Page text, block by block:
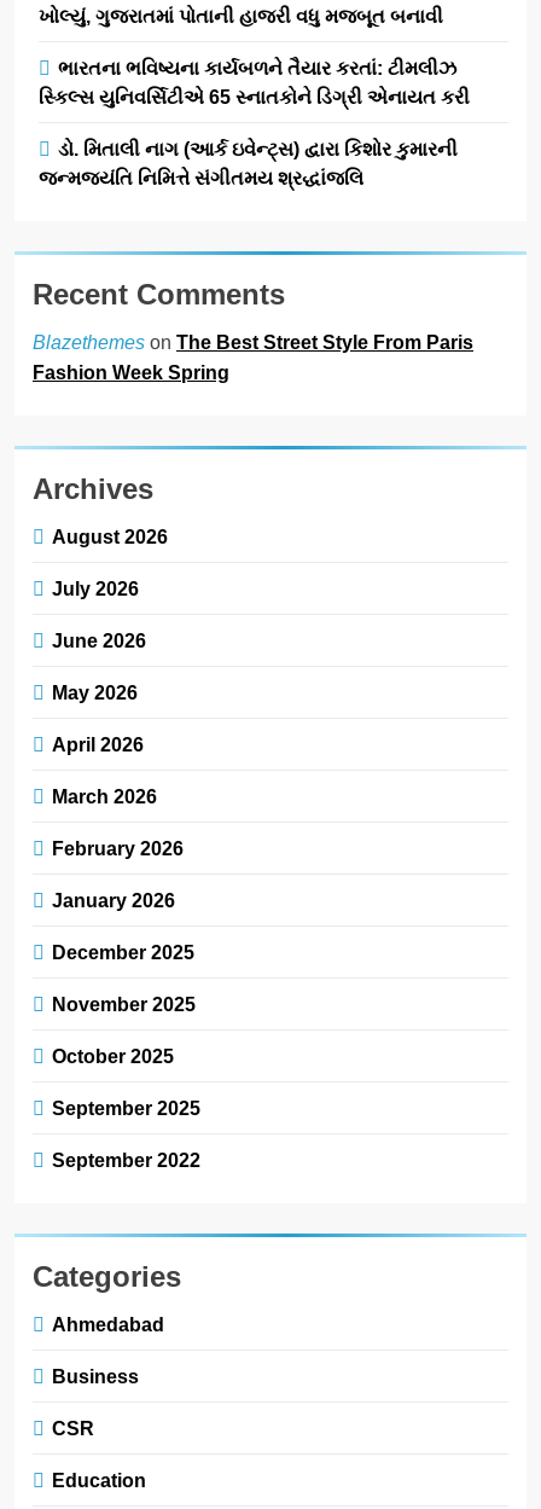
ખોલ્યું, ગુજરાતમાં પોતાની હાજરી વધુ મજબૂત બનાવી
ભારતના ભવિષ્યના કાર્યબળને તૈયાર કરતાં: ટીમલીઝ
સ્કિલ્સ યુનિવર્સિટીએ 65 સ્નાતકોને ડિગ્રી એનાયત કરી
ડો. મિતાલી નાગ (આર્ક ઇવેન્ટ્સ) દ્વારા કિશોર કુમારની
જન્મજયંતિ નિમિત્તે સંગીતમય શ્રદ્ધાંજલિ
Recent Comments
Blazethemes on The Best Street Style From Paris
Fashion Week Spring
Archives
August 2026
July 2026
June 2026
May 2026
April 2026
March 2026
February 2026
January 2026
December 2025
November 2025
October 2025
September 2025
September 2022
Categories
Ahmedabad
Business
CSR
Education